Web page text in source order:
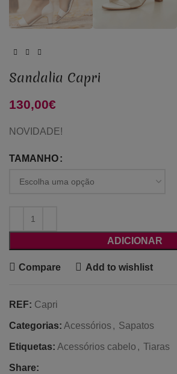
Sandalia Capri
130,00€
NOVIDADE!
TAMANHO
ADICIONAR
Compare Add to wishlist
REF: Capri
Categorias: Acessórios, Sapatos
Etiquetas: Acessórios cabelo , Tiaras
Share: